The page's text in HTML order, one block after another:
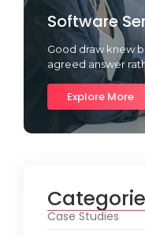
Software
Good draw knew
agreed answer
Explore More
Case Studies